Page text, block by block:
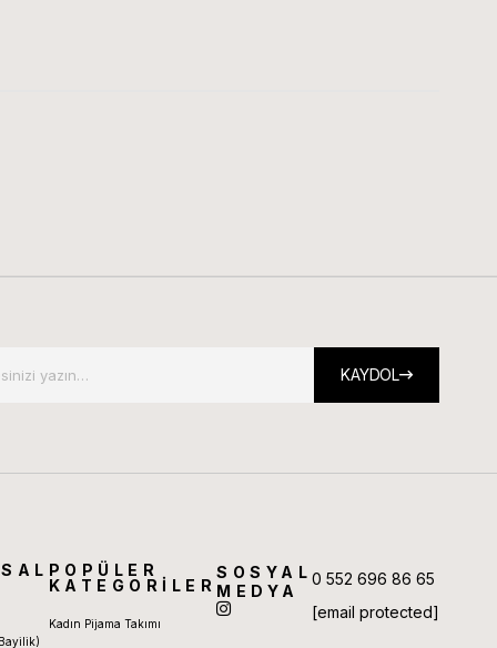
KAYDOL
POPÜLER
KATEGORİLER
Kadın Pijama Takımı
SOSYAL
MEDYA
0 552 696 86 65
[email protected]